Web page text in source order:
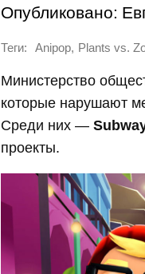
Опубликовано:
Теги: Anipop, Plants vs.
Министерство
которые нарушают
Среди них —
проекты.